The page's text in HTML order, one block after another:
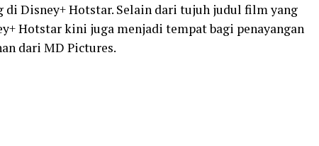
Disney+ Hotstar. Selain dari tujuh judul film yang
Hotstar kini juga menjadi tempat bagi penayangan
dari MD Pictures.